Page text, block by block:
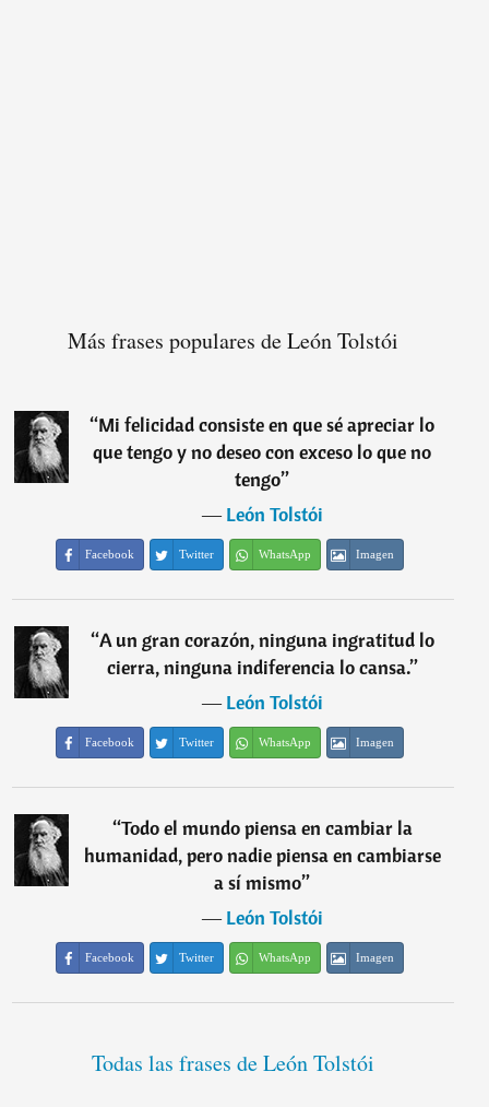
Más frases populares de León Tolstói
“Mi felicidad consiste en que sé apreciar lo
que tengo y no deseo con exceso lo que no
tengo”
―León Tolstói
Facebook Twitter WhatsApp Imagen
“A un gran corazón, ninguna ingratitud lo
cierra, ninguna indiferencia lo cansa.”
―León Tolstói
Facebook Twitter WhatsApp Imagen
“Todo el mundo piensa en cambiar la
humanidad, pero nadie piensa en cambiarse
a sí mismo”
―León Tolstói
Facebook Twitter WhatsApp Imagen
Todas las frases de León Tolstói